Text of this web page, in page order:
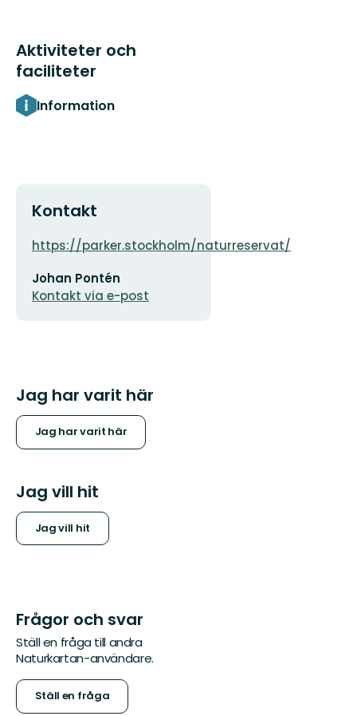
Aktiviteter och
faciliteter
Information
Kontakt
Adress
https://parker.stockholm/naturreservat/
postadress
Johan Pontén
Kontakt via e-post
Jag har varit här
Jag har varit här
Jag vill hit
Jag vill hit
Frågor och svar
Ställ en fråga till andra
Naturkartan-användare.
Ställ en fråga